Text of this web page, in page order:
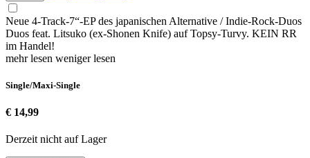
Neue 4-Track-7“-EP des japanischen Alternative / Indie-Rock-Duos
Duos feat. Litsuko (ex-Shonen Knife) auf Topsy-Turvy. KEIN RR
im Handel!
mehr lesen weniger lesen
Single/Maxi-Single
€ 14,99
Derzeit nicht auf Lager